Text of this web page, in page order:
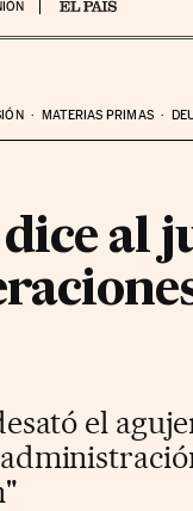
MATERIAS PRIMAS
al
el